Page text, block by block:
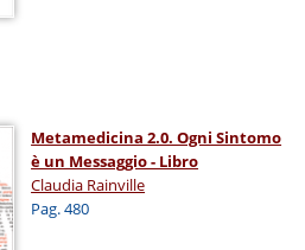
Metamedicina 2.0. Ogni Sintomo
è un Messaggio - Libro
Claudia Rainville
Pag. 480